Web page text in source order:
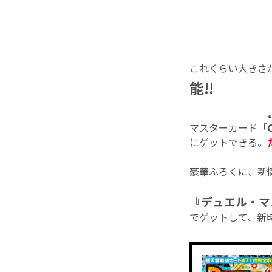
これくらい大きさ
能!!
マスターカード 「
にゲットできる。
豪華ふろくに、
『デュエル・
でゲットして、